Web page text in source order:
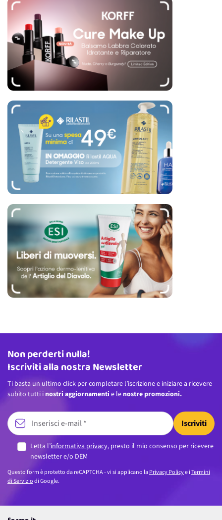
Indirizzo email
Non perderti nulla!
Iscriviti alla nostra Newsletter
Ti basta un ultimo click per completare l’iscrizione e iniziare a ricevere
subito tutti i nostri aggiornamenti e le nostre promozioni.
Iscriviti
Letta l’informativa privacy, presto il mio consenso per ricevere
newsletter e/o DEM
Questo form è protetto da reCAPTCHA - vi si applicano laPrivacy Policye iTermini
di Serviziodi Google.